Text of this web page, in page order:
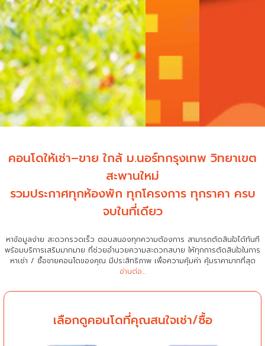
คอนโดให้เช่า–ขาย ใกล้ ม.นอร์ทกรุงเทพ วิทยาเขต
สะพานใหม่
รวมประกาศทุกห้องพัก ทุกโครงการ ทุกราคา ครบ
จบในที่เดียว
หาข้อมูลง่าย สะดวกรวดเร็ว ตอบสนองทุกความต้องการ สามารถตัดสินใจได้ทันที
พร้อมบริการเสริมมากมาย ที่ช่วยอำนวยความสะดวกสบาย ให้ทุกการตัดสินใจในการ
หาเช่า / ซื้อขายคอนโดของคุณ มีประสิทธิภาพ เพื่อความคุ้มค่า คุ้มราคามากที่สุด
อ่านต่อ...
เลือกดูคอนโดที่คุณสนใจเช่า/ซื้อ